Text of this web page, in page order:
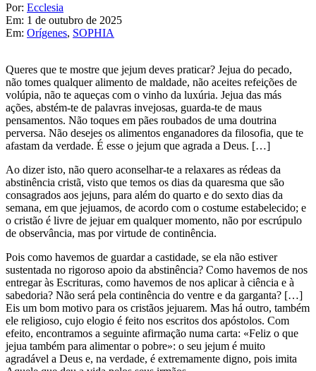
Por: Ecclesia
Em: 1 de outubro de 2025
Em: Orígenes, SOPHIA
Queres que te mostre que jejum deves praticar? Jejua do pecado,
não tomes qualquer alimento de maldade, não aceites refeições de
volúpia, não te aqueças com o vinho da luxúria. Jejua das más
ações, abstém-te de palavras invejosas, guarda-te de maus
pensamentos. Não toques em pães roubados de uma doutrina
perversa. Não desejes os alimentos enganadores da filosofia, que te
afastam da verdade. É esse o jejum que agrada a Deus. […]
Ao dizer isto, não quero aconselhar-te a relaxares as rédeas da
abstinência cristã, visto que temos os dias da quaresma que são
consagrados aos jejuns, para além do quarto e do sexto dias da
semana, em que jejuamos, de acordo com o costume estabelecido; e
o cristão é livre de jejuar em qualquer momento, não por escrúpulo
de observância, mas por virtude de continência.
Pois como havemos de guardar a castidade, se ela não estiver
sustentada no rigoroso apoio da abstinência? Como havemos de nos
entregar às Escrituras, como havemos de nos aplicar à ciência e à
sabedoria? Não será pela continência do ventre e da garganta? […]
Eis um bom motivo para os cristãos jejuarem. Mas há outro, também
ele religioso, cujo elogio é feito nos escritos dos apóstolos. Com
efeito, encontramos a seguinte afirmação numa carta: «Feliz o que
jejua também para alimentar o pobre»: o seu jejum é muito
agradável a Deus e, na verdade, é extremamente digno, pois imita